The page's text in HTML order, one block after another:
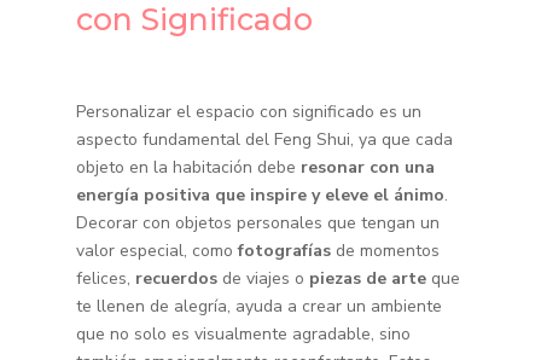
con Significado
Personalizar el espacio con significado es un
aspecto fundamental del Feng Shui, ya que cada
objeto en la habitación debe resonar con una
energía positiva que inspire y eleve el ánimo.
Decorar con objetos personales que tengan un
valor especial, comofotografíasde momentos
felices, recuerdosde viajes o piezas de arteque
te llenen de alegría, ayuda a crear un ambiente
que no solo es visualmente agradable, sino